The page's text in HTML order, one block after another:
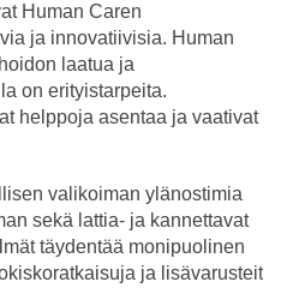
Human Caren
ja innovatiivisia. Human
laatua ja
on erityistarpeita.
helppoja asentaa ja vaativat
valikoiman ylänostimia
sekä lattia- ja kannettavat
täydentää monipuolinen
ja lisävarusteita.